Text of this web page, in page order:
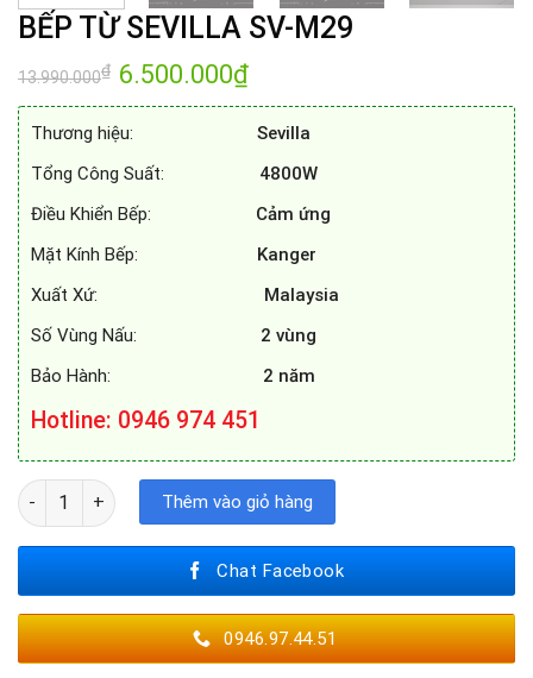
BẾP TỪ SEVILLA SV-M29
13.990.000₫ Giá
gốc
là:
6.500.000₫Giá
tại
6.500.000₫.
Thương hiệu: Sevilla
Tổng Công Suất:
4800W
Điều Khiển Bếp: Cảm ứng
Mặt Kính Bếp:
Kanger
Xuất Xứ:
Malaysia
Số Vùng Nấu: 2 vùng
Bảo Hành: 2 năm
Hotline: 0946 974 451
BẾP TỪ SEVILLA SV-M29 số lượng
Thêm vào giỏ hàng
Chat Facebook
0946.97.44.51